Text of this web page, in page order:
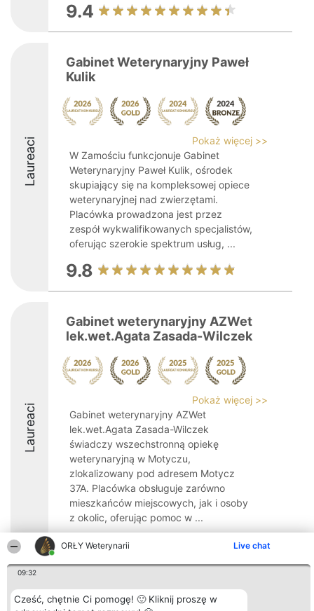
ORŁY Weterynarii Live chat
09:32
Cześć, chętnie Ci pomogę! 🙂 Kliknij proszę w
9.4
Laureaci
Gabinet Weterynaryjny Paweł
Kulik
Pokaż więcej >>
W Zamościu funkcjonuje Gabinet
Weterynaryjny Paweł Kulik, ośrodek
skupiający się na kompleksowej opiece
weterynaryjnej nad zwierzętami.
Placówka prowadzona jest przez
zespół wykwalifikowanych specjalistów,
oferując szerokie spektrum usług, ...
9.8
Laureaci
Gabinet weterynaryjny AZWet
lek.wet.Agata Zasada-Wilczek
Pokaż więcej >>
Gabinet weterynaryjny AZWet
lek.wet.Agata Zasada-Wilczek
świadczy wszechstronną opiekę
weterynaryjną w Motyczu,
zlokalizowany pod adresem Motycz
37A. Placówka obsługuje zarówno
mieszkańców miejscowych, jak i osoby
z okolic, oferując pomoc w ...
9.9
Organizator plebiscytu
Bright Side Solutions sp. z o.
Plebiscyt
Laureaci
Kontakt